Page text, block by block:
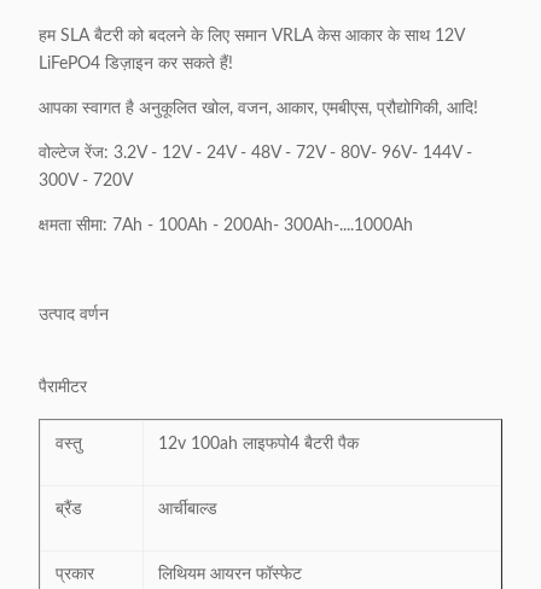
हम SLA बैटरी को बदलने के लिए समान VRLA केस आकार के साथ 12V
LiFePO4 डिज़ाइन कर सकते हैं!
आपका स्वागत है अनुकूलित खोल, वजन, आकार, एमबीएस, प्रौद्योगिकी, आदि!
वोल्टेज रेंज: 3.2V - 12V - 24V - 48V - 72V - 80V- 96V- 144V -
300V - 720V
क्षमता सीमा: 7Ah - 100Ah - 200Ah- 300Ah-....1000Ah
उत्पाद वर्णन
पैरामीटर
वस्तु 12v 100ah लाइफपो4 बैटरी पैक
ब्रैंड आर्चीबाल्ड
प्रकार लिथियम आयरन फॉस्फेट